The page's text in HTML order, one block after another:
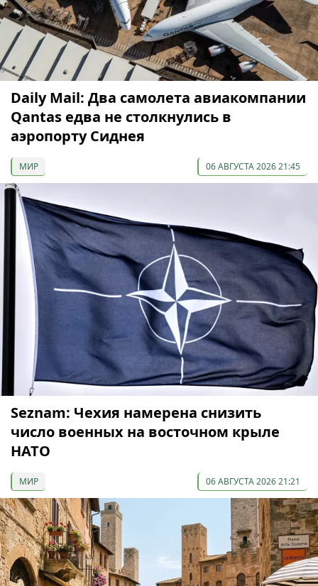
Daily Mail: Два самолета авиакомпании
Qantas едва не столкнулись в
аэропорту Сиднея
МИР 06 АВГУСТА 2026 21:45
Seznam: Чехия намерена снизить
число военных на восточном крыле
НАТО
МИР 06 АВГУСТА 2026 21:21